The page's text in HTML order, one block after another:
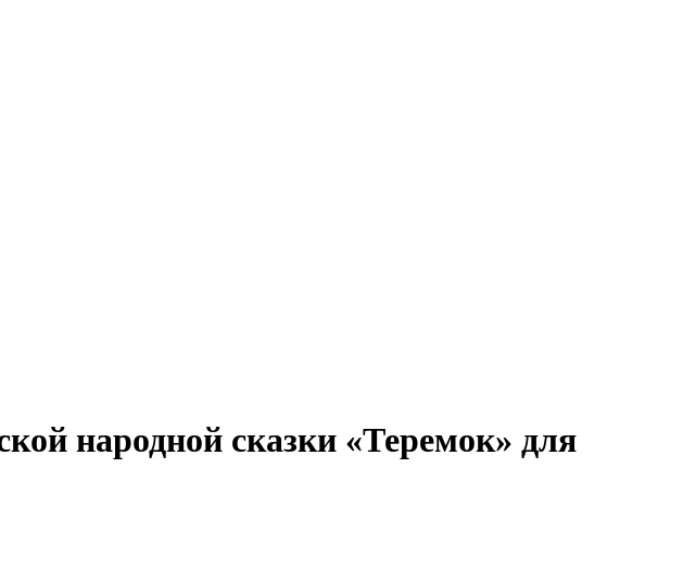
народной сказки «Теремок» для